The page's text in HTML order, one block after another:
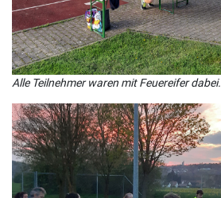
Alle Teilnehmer waren mit Feuereifer dabei.